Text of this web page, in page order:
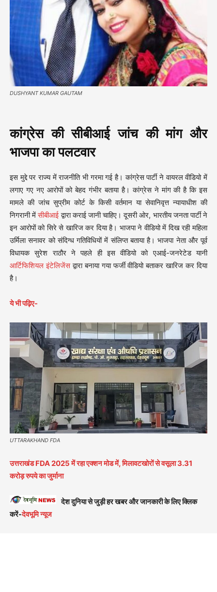
DUSHYANT KUMAR GAUTAM
कांग्रेस की सीबीआई जांच की मांग और
भाजपा का पलटवार
इस मुद्दे पर राज्य में राजनीति भी गरमा गई है। कांग्रेस पार्टी ने वायरल वीडियो में
लगाए गए नए आरोपों को बेहद गंभीर बताया है। कांग्रेस ने मांग की है कि इस
मामले की जांच सुप्रीम कोर्ट के किसी वर्तमान या सेवानिवृत्त न्यायाधीश की
निगरानी मेंसीबीआई द्वारा कराई जानी चाहिए। दूसरी ओर, भारतीय जनता पार्टी ने
इन आरोपों को सिरे से खारिज कर दिया है। भाजपा ने वीडियो में दिख रही महिला
उर्मिला सनावर को संदिग्ध गतिविधियों में संलिप्त बताया है। भाजपा नेता और पूर्व
विधायक सुरेश राठौर ने पहले ही इस वीडियो को एआई-जनरेटेड यानी
आर्टिफिशियल इंटेलिजेंसद्वारा बनाया गया फर्जी वीडियो बताकर खारिज कर दिया
है।
ये भी पढ़िए-
UTTARAKHAND FDA
उत्तराखंड FDA 2025 में रहा एक्शन मोड में, मिलावटखोरों से वसूला 3.31
करोड़ रुपये का जुर्माना
देश दुनिया से जुड़ी हर खबर और जानकारी के लिए क्लिक
करें-देवभूमि न्यूज